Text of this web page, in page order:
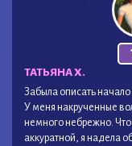
ТАТЬЯНА Х.
Забыла описать начало
У меня накрученные
немного небрежно.
аккуратной, я надела